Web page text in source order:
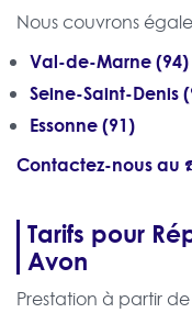
Nous couvrons
Val-de-Marne (94)
Seine-Saint-Denis
Essonne (91)
Contactez-nous au
Tarifs pour
Avon
Prestation à partir de